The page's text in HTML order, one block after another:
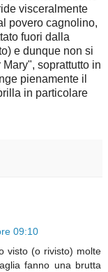
visceralmente
povero cagnolino,
fuori dalla
e dunque non si
soprattutto in
pienamente il
in particolare
09:10
visto (o rivisto) molte
fanno una brutta